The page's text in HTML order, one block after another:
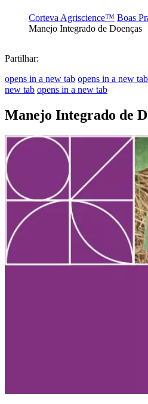
Corteva Agriscience™ Boas
Manejo Integrado de Doenças
Partilhar:
opens in a new tab opens in a new tab
new tab opens in a new tab
Manejo Integrado de